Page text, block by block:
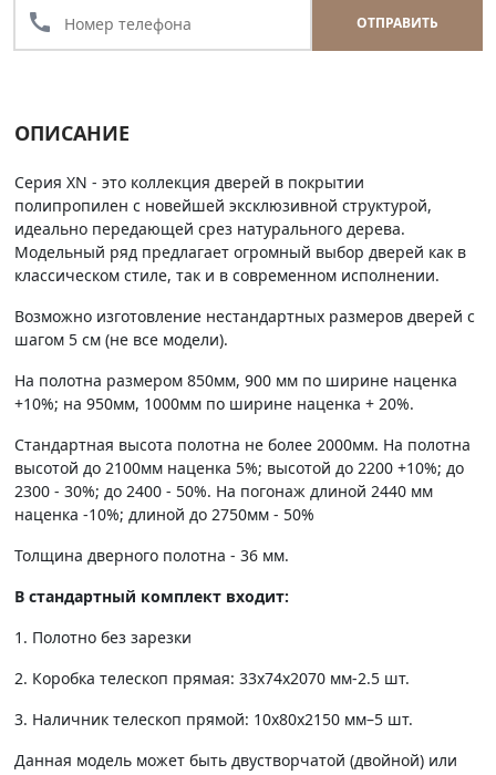
call ОТПРАВИТЬ
ОПИСАНИЕ
Серия XN - это коллекция дверей в покрытии
полипропилен с новейшей эксклюзивной структурой,
идеально передающей срез натурального дерева.
Модельный ряд предлагает огромный выбор дверей как в
классическом стиле, так и в современном исполнении.
Возможно изготовление нестандартных размеров дверей с
шагом 5 см (не все модели).
На полотна размером 850мм, 900 мм по ширине наценка
+10%; на 950мм, 1000мм по ширине наценка + 20%.
Стандартная высота полотна не более 2000мм. На полотна
высотой до 2100мм наценка 5%; высотой до 2200 +10%; до
2300 - 30%; до 2400 - 50%. На погонаж длиной 2440 мм
наценка -10%; длиной до 2750мм - 50%
Толщина дверного полотна - 36 мм.
В стандартный комплект входит:
1. Полотно без зарезки
2. Коробка телескоп прямая: 33х74х2070 мм-2.5 шт.
3. Наличник телескоп прямой: 10х80х2150 мм–5 шт.
Данная модель может быть двустворчатой (двойной) или